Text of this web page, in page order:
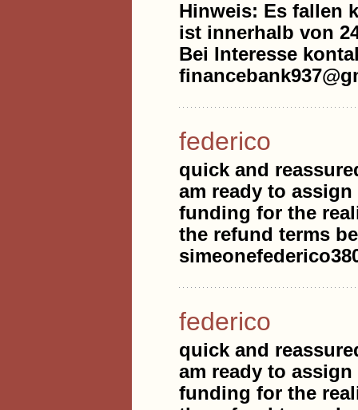
Hinweis: Es fallen
ist innerhalb von
Bei Interesse
federico
quick and
am ready to
funding for the
the refund terms
federico
quick and
am ready to
funding for the